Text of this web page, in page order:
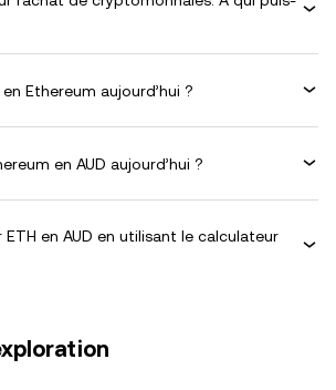
Ethereum aujourd’hui ?
en AUD aujourd’hui ?
en AUD en utilisant le calculateur